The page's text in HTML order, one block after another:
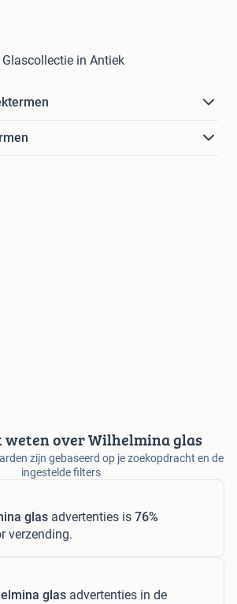
in Antiek
weten over Wilhelmina glas
zijn gebaseerd op je zoekopdracht en de
ingestelde filters
glas advertenties is 76%
verzending.
glas advertenties in de